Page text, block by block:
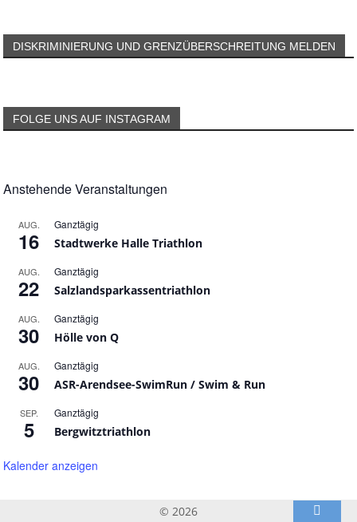
DISKRIMINIERUNG UND GRENZÜBERSCHREITUNG MELDEN
FOLGE UNS AUF INSTAGRAM
Anstehende Veranstaltungen
AUG.
16
Ganztägig
Stadtwerke Halle Triathlon
AUG.
22
Ganztägig
Salzlandsparkassentriathlon
AUG.
30
Ganztägig
Hölle von Q
AUG.
30
Ganztägig
ASR-Arendsee-SwimRun / Swim & Run
SEP.
5
Ganztägig
Bergwitztriathlon
Kalender anzeigen
© 2026